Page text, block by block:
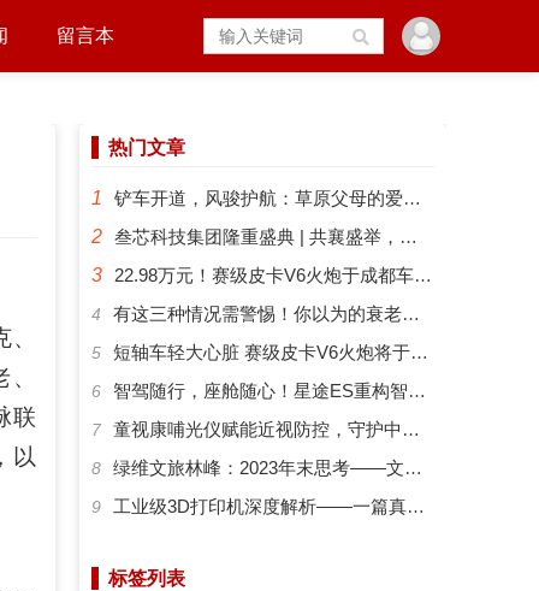
留言本
联
以
热门文章
1
铲车开道，风骏护航：草原父母的爱有多硬核？
2 叁芯科技集团隆重盛典 | 共襄盛举，筑梦未来
3
22.98万元！赛级皮卡V6火炮于成都车展正式预售
4 ​有这三种情况需警惕！你以为的衰老可能是“大脑预警”
5 短轴车轻大心脏 赛级皮卡V6火炮将于成都车展开启预售
6 智驾随行，座舱随心！星途ES重构智能化出行新体验
7 ​童视康哺光仪赋能近视防控，守护中国孩子的清晰视界
8 绿维文旅林峰：2023年末思考——文旅新势力与文旅新时代
9 工业级3D打印机深度解析——一篇真正能帮你选对机器的指南
标签列表